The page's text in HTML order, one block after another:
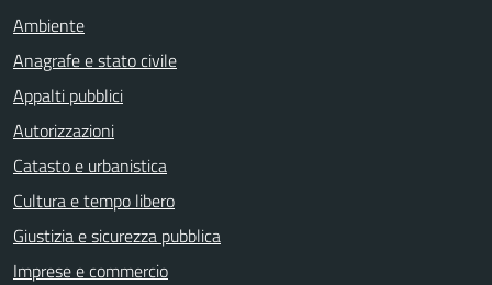
Ambiente
Anagrafe e stato civile
Appalti pubblici
Autorizzazioni
Catasto e urbanistica
Cultura e tempo libero
Giustizia e sicurezza pubblica
Imprese e commercio